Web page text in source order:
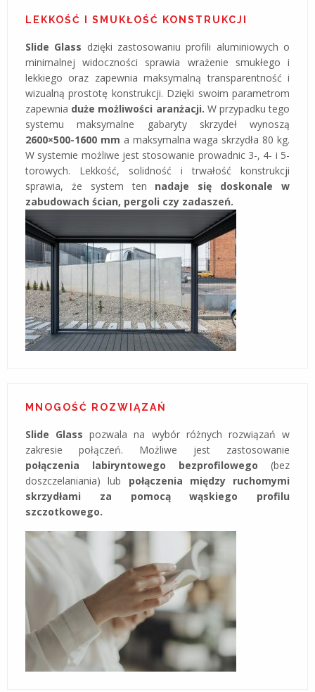
LEKKOŚĆ I SMUKŁOŚĆ KONSTRUKCJI
Slide Glass dzięki zastosowaniu profili aluminiowych o
minimalnej widoczności sprawia wrażenie smukłego i
lekkiego oraz zapewnia maksymalną transparentność i
wizualną prostotę konstrukcji. Dzięki swoim parametrom
zapewnia duże możliwości aranżacji. W przypadku tego
systemu maksymalne gabaryty skrzydeł wynoszą
2600×500-1600 mm a maksymalna waga skrzydła 80 kg.
W systemie możliwe jest stosowanie prowadnic 3-, 4- i 5-
torowych. Lekkość, solidność i trwałość konstrukcji
sprawia, że system ten nadaje się doskonale w
zabudowach ścian, pergoli czy zadaszeń.
MNOGOŚĆ ROZWIĄZAŃ
Slide Glass pozwala na wybór różnych rozwiązań w
zakresie połączeń. Możliwe jest zastosowanie
połączenia labiryntowego bezprofilowego (bez
doszczelaniania) lub połączenia między ruchomymi
skrzydłami za pomocą wąskiego profilu
szczotkowego.